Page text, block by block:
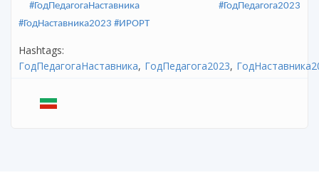
#ГодПедагогаНаставника
#ГодПедагога2023
#ГодНаставника2023 #ИРОРТ
Hashtags:
ГодПедагогаНаставника ГодПедагога2023